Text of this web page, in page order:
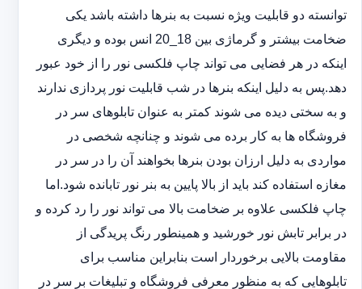
توانسته دو قابلیت ویژه نسبت به بنرها داشته باشد یکی
ضخامت بیشتر و گرماژی بین 18_20 انس بوده و دیگری
اینکه در هر فضایی می تواند چاپ فلکسی نور را از خود عبور
دهد.پس به دلیل اینکه بنرها در شب قابلیت نور پردازی ندارند
و به سختی دیده می شوند کمتر به عنوان تابلوهای سر در
فروشگاه ها به کار برده می شوند و چنانچه شخصی در
مواردی به دلیل ارزان بودن بنرها بخواهند آن را در سر در
مغازه استفاده کند باید از بالا پایین به بنر نور تابانده شود.اما
چاپ فلکسی علاوه بر ضخامت بالا می تواند نور را رد کرده و
در برابر تابش نور خورشید و همینطور رنگ پریدگی از
مقاومت بالایی برخوردار است بنابراین مناسب برای
تابلوهایی که به منظور معرفی فروشگاه و تبلیغات بر سر در